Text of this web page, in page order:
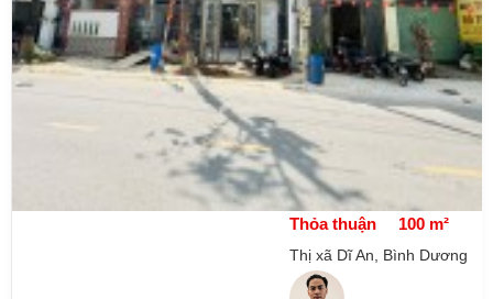
Thỏa thuận 100 m²
Thị xã Dĩ An, Bình Dương